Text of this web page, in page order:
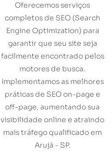
Oferecemos serviços
completos de SEO (Search
Engine Optimization) para
garantir que seu site seja
facilmente encontrado pelos
motores de busca.
Implementamos as melhores
práticas de SEO on-page e
off-page, aumentando sua
visibilidade online e atraindo
mais tráfego qualificado em
Arujá - SP.